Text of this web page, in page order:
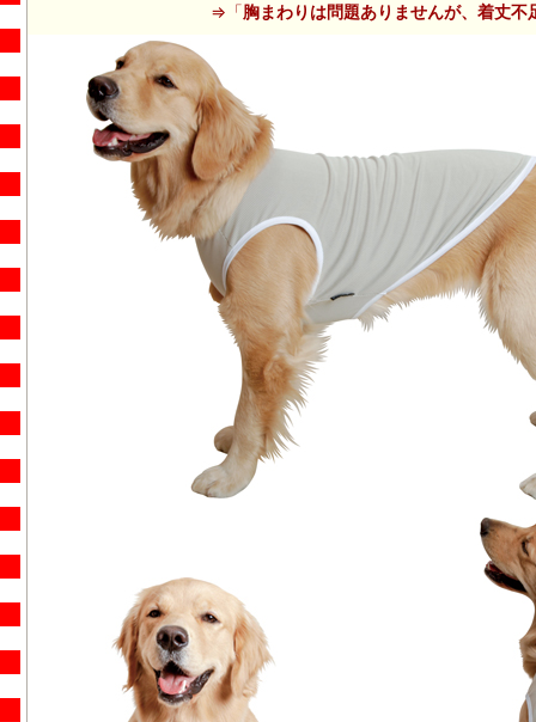
⇒「胸まわりは問題ありませんが、着丈不